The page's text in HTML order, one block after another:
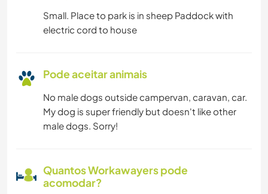
Small. Place to park is in sheep Paddock with
electric cord to house
Pode aceitar animais
No male dogs outside campervan, caravan, car.
My dog is super friendly but doesn't like other
male dogs. Sorry!
Quantos Workawayers pode
acomodar?